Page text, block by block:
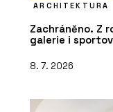
ARCHITEKTURA
Zachráněno. Z
galerie i
8. 7. 2026